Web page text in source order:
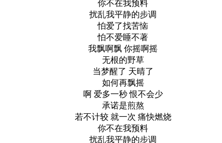
你不在我预料
扰乱我平静的步调
怕爱了找苦恼
怕不爱睡不著
我飘啊飘 你摇啊摇
无根的野草
当梦醒了 天晴了
如何再飘摇
啊 爱多一秒 恨不会少
承诺是煎熬
若不计较 就一次 痛快燃烧
你不在我预料
扰乱我平静的步调